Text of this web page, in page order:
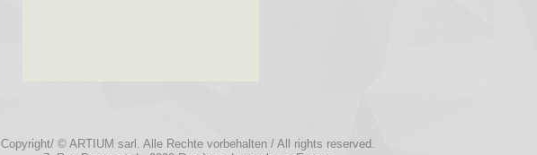
Copyright/ © ARTIUM sarl. Alle Rechte vorbehalten / All rights reserved.